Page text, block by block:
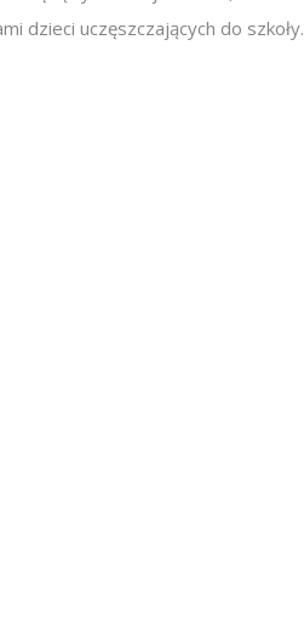
dzieci uczęszczających do szkoły.